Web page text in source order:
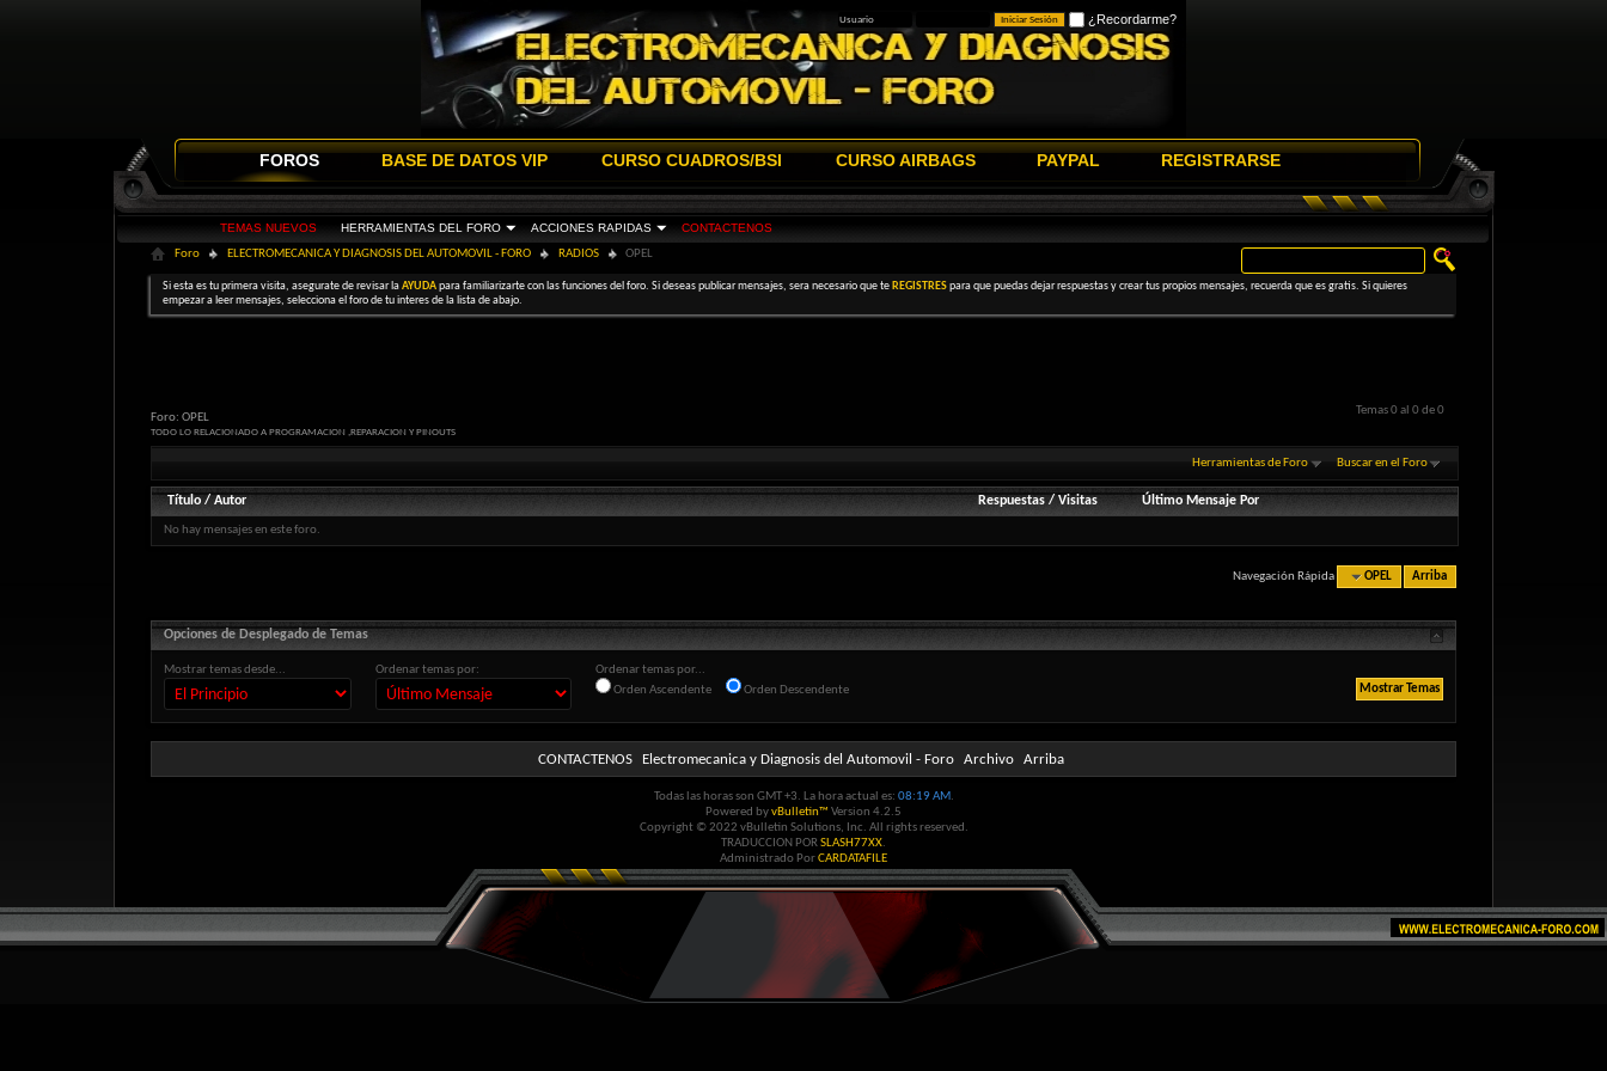
¿Recordarme?
FOROS
TEMAS NUEVOS HERRAMIENTAS DEL FORO ACCIONES RAPIDAS CONTACTENOS
BASE DE DATOS VIP CURSO CUADROS/BSI CURSO AIRBAGS PAYPAL REGISTRARSE
Foro ELECTROMECANICA Y DIAGNOSIS DEL AUTOMOVIL - FORO RADIOS OPEL
Si esta es tu primera visita, asegurate de revisar laAYUDApara familiarizarte con las funciones del foro. Si deseas publicar mensajes, sera necesario que te REGISTRESpara que puedas dejar respuestas y crear tus propios mensajes, recuerda que es gratis. Si quieres
empezar a leer mensajes, selecciona el foro de tu interes de la lista de abajo.
Temas 0 al 0 de 0
Foro: OPEL
TODO LO RELACIONADO A PROGRAMACION ,REPARACION Y PINOUTS
Herramientas de Foro Buscar en el Foro
Título / Autor Respuestas /Visitas Último Mensaje Por
No hay mensajes en este foro.
Navegación Rápida OPEL Arriba
Opciones de Desplegado de Temas
Mostrar temas desde... Ordenar temas por:
Ordenar temas por...
Orden Ascendente
Orden Descendente
CONTACTENOS Electromecanica y Diagnosis del Automovil - Foro Archivo Arriba
Todas las horas son GMT +3. La hora actual es: 08:19 AM.
Powered byvBulletin™ Version 4.2.5
Copyright © 2022 vBulletin Solutions, Inc. All rights reserved.
TRADUCCION PORSLASH77XX.
Administrado PorCARDATAFILE